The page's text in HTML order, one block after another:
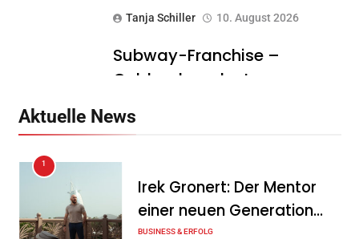
Tanja Schiller 10. August 2026
Subway-Franchise –
Goldgrube oder teurer
dem Einstieg wissen sollten
DeutschlandGPT führt
§203-konformen Modus für
Aktuelle News
1
Irek Gronert: Der Mentor
einer neuen Generation
von Unternehmern
BUSINESS & ERFOLG